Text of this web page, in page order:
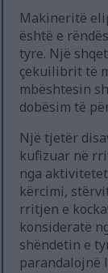
Makineritë
është e
tyre. Një
çekuilibrit të
mbështesin
dobësim të
Një tjetër
kufizuar në
nga
kërcimi,
rritjen e
konsideratë
shëndetin e
parandalojnë